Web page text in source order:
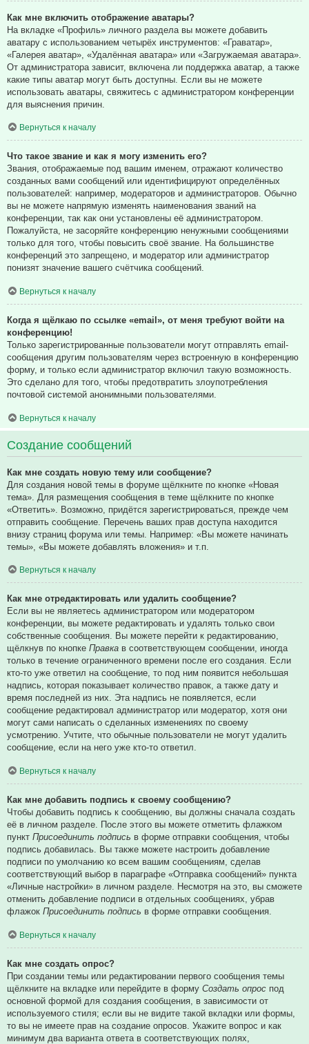
Как мне включить отображение аватары?
На вкладке «Профиль» личного раздела вы можете добавить
аватару с использованием четырёх инструментов: «Граватар»,
«Галерея аватар», «Удалённая аватара» или «Загружаемая аватара».
От администратора зависит, включена ли поддержка аватар, а также
какие типы аватар могут быть доступны. Если вы не можете
использовать аватары, свяжитесь с администратором конференции
для выяснения причин.
Вернуться к началу
Что такое звание и как я могу изменить его?
Звания, отображаемые под вашим именем, отражают количество
созданных вами сообщений или идентифицируют определённых
пользователей: например, модераторов и администраторов. Обычно
вы не можете напрямую изменять наименования званий на
конференции, так как они установлены её администратором.
Пожалуйста, не засоряйте конференцию ненужными сообщениями
только для того, чтобы повысить своё звание. На большинстве
конференций это запрещено, и модератор или администратор
понизят значение вашего счётчика сообщений.
Вернуться к началу
Когда я щёлкаю по ссылке «email», от меня требуют войти на
конференцию!
Только зарегистрированные пользователи могут отправлять email-
сообщения другим пользователям через встроенную в конференцию
форму, и только если администратор включил такую возможность.
Это сделано для того, чтобы предотвратить злоупотребления
почтовой системой анонимными пользователями.
Вернуться к началу
Создание сообщений
Как мне создать новую тему или сообщение?
Для создания новой темы в форуме щёлкните по кнопке «Новая
тема». Для размещения сообщения в теме щёлкните по кнопке
«Ответить». Возможно, придётся зарегистрироваться, прежде чем
отправить сообщение. Перечень ваших прав доступа находится
внизу страниц форума или темы. Например: «Вы можете начинать
темы», «Вы можете добавлять вложения» и т.п.
Вернуться к началу
Как мне отредактировать или удалить сообщение?
Если вы не являетесь администратором или модератором
конференции, вы можете редактировать и удалять только свои
собственные сообщения. Вы можете перейти к редактированию,
щёлкнув по кнопке Правка в соответствующем сообщении, иногда
только в течение ограниченного времени после его создания. Если
кто-то уже ответил на сообщение, то под ним появится небольшая
надпись, которая показывает количество правок, а также дату и
время последней из них. Эта надпись не появляется, если
сообщение редактировал администратор или модератор, хотя они
могут сами написать о сделанных изменениях по своему
усмотрению. Учтите, что обычные пользователи не могут удалить
сообщение, если на него уже кто-то ответил.
Вернуться к началу
Как мне добавить подпись к своему сообщению?
Чтобы добавить подпись к сообщению, вы должны сначала создать
её в личном разделе. После этого вы можете отметить флажком
пункт Присоединить подпись в форме отправки сообщения, чтобы
подпись добавилась. Вы также можете настроить добавление
подписи по умолчанию ко всем вашим сообщениям, сделав
соответствующий выбор в параграфе «Отправка сообщений» пункта
«Личные настройки» в личном разделе. Несмотря на это, вы сможете
отменить добавление подписи в отдельных сообщениях, убрав
флажок Присоединить подпись в форме отправки сообщения.
Вернуться к началу
Как мне создать опрос?
При создании темы или редактировании первого сообщения темы
щёлкните на вкладке или перейдите в форму Создать опрос под
основной формой для создания сообщения, в зависимости от
используемого стиля; если вы не видите такой вкладки или формы,
то вы не имеете прав на создание опросов. Укажите вопрос и как
минимум два варианта ответа в соответствующих полях,